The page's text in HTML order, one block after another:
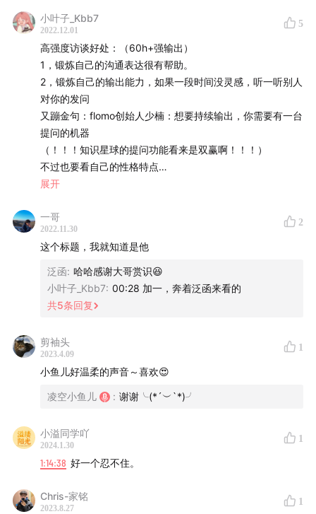
「凌播微步」是一档 自我发展对话节目，专注于个体发展
的可能性探索与启迪。
解决方法：
把故事始末讲述清楚
（——用日历管理时间的方法，然后手抖把日历发布给了所
有人，加道歉表情包）
大厂实习生（和任何人没有任何利益冲突）
todo：
1.约厉害的同事1v1聊天，
（理由，看了你的个人说明书或者周报月报等等，感觉你好
有意思\很好奇，想跟你认识一下，我们要不找个时间先，吃
先发邀请，聊什么，后续再想。
2.遇到业务方面的问题——不懂就问
3.面对拒绝——
换个思路：被拒绝没有成本，放弃机会才是成本，被拒绝顶
多尴尬一小会没什么大不了
2.我的思考是什么样的，不知道你有没有空， 想请你喝杯奶
茶，我想和你好好复盘一下这件事情。
小叶子_Kbb7
2022.12.01
5
高强度访谈好处：（60h+强输出）
1，锻炼自己的沟通表达很有帮助。
2，锻炼自己的输出能力，如果一段时间没灵感，听一听别人
对你的发问
又蹦金句：flomo创始人少楠：想要持续输出，你需要有一台
提问的机器
（！！！知识星球的提问功能看来是双赢啊！！！）
不过也要看自己的性格特点
1，不局限于大小厂，而是到底做的事情是什么样的，公司只
是载体
身份：内容创作者（用自己的思考表达影响别人的主观世
界）
长板：和人链接，访谈，深层次精进
焦虑的反面是具体，现在面临的很多问题，都是一个一个很
具体的，问题可以解决
两种思路
去精进，去积累，变成成长飞轮
口大一点，不断变换赛道行业
幸福的程度=能力-欲望
和认可的人一起做事情，刚好胜任当前的工作，做的事情感
觉很有意义
展开
一哥
2022.11.30
2
这个标题，我就知道是他
泛函: 哈哈感谢大哥赏识😆
小叶子_Kbb7: 00:28 加一，奔着泛函来看的
共5条回复
剪袖头
2023.4.09
1
小鱼儿好温柔的声音～喜欢😍
凌空小鱼儿 : 谢谢╰(*´︶`*)╯
小溢同学吖
2024.1.30
1
1:14:38 好一个忍不住。
Chris-家铭
2023.8.27
1